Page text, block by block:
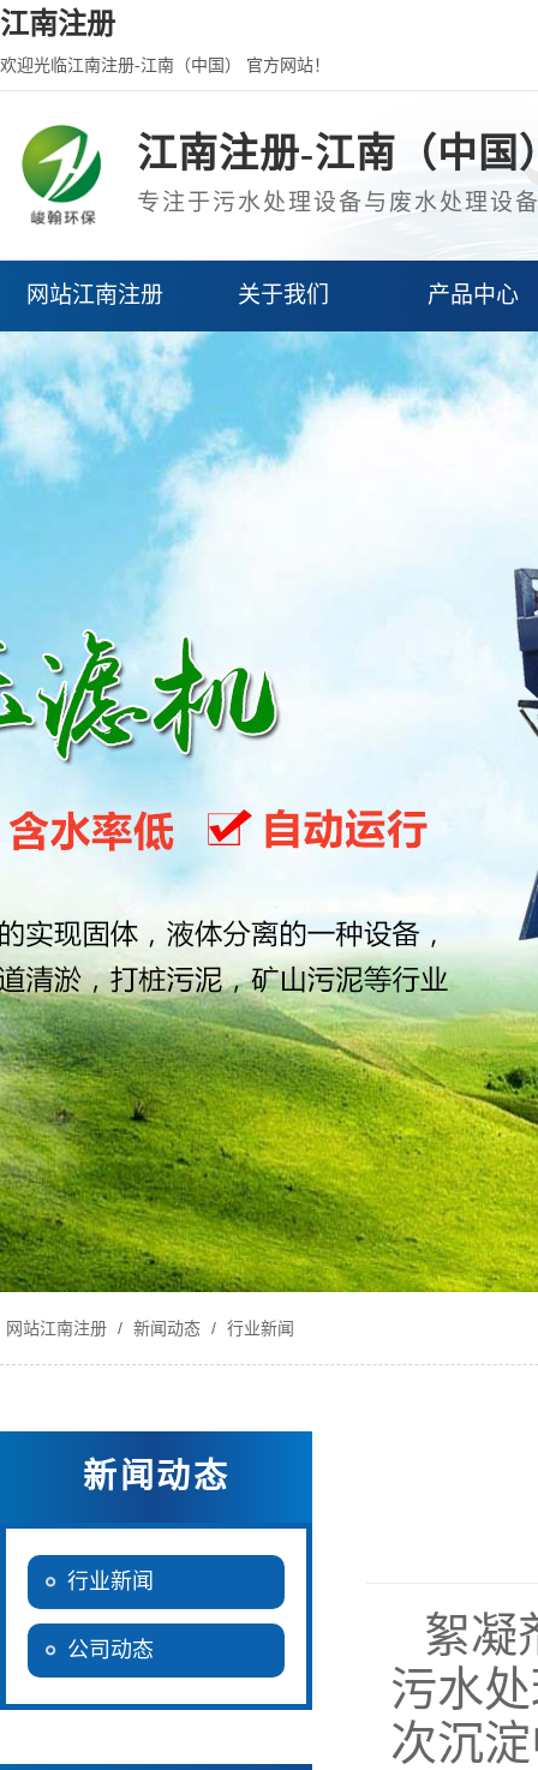
江南注册
欢迎光临江南注册-江南（中国） 官方网站！
江南注册-江南（中国
专注于污水处理设备与废水处理设
网站江南注册 关于我们 产品中心
网站江南注册 / 新闻动态 / 行业新闻
新闻动态
行业新闻
公司动态
絮凝
污水
次沉